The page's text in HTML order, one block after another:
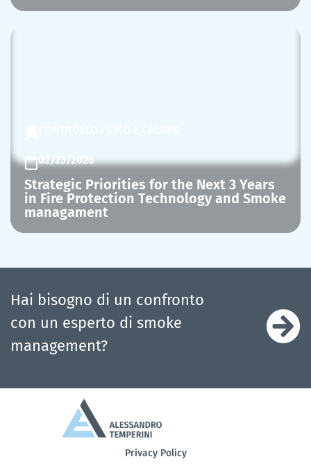
02/23/2026
Strategic Priorities for the Next 3 Years
in Fire Protection Technology and Smoke
managament
Hai bisogno di un confronto
con un esperto di smoke
management?
Privacy Policy